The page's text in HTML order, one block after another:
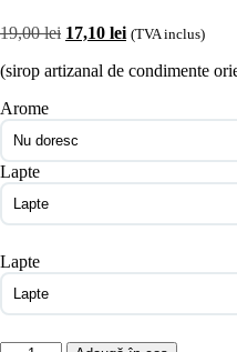
19,00lei Prețul
a
17,10 leiPrețul
este:
(TVA inclus)
(sirop artizanal de condimente
Arome
Lapte
Lapte